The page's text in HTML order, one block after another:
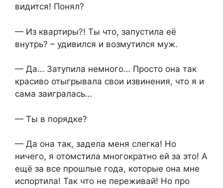
видится! Понял?
— Из квартиры?! Ты что, запустила её
внутрь? – удивился и возмутился муж.
— Да… Затупила немного… Просто она так
красиво отыгрывала свои извинения, что я и
сама заигралась…
— Ты в порядке?
— Да она так, задела меня слегка! Но
ничего, я отомстила многократно ей за это! А
ещё за все прошлые года, которые она мне
испортила! Так что не переживай! Но про